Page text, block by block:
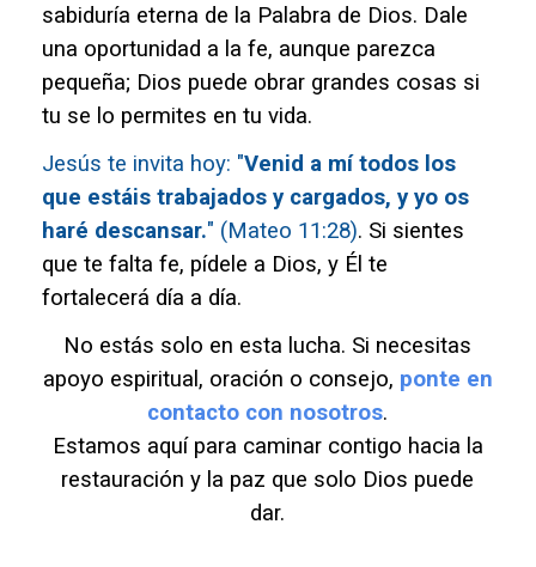
sabiduría eterna de la Palabra de Dios. Dale
una oportunidad a la fe, aunque parezca
pequeña; Dios puede obrar grandes cosas si
tu se lo permites en tu vida.
Jesús te invita hoy: "Venid a mí todos los
que estáis trabajados y cargados, y yo os
haré descansar." (Mateo 11:28). Si sientes
que te falta fe, pídele a Dios, y Él te
fortalecerá día a día.
No estás solo en esta lucha. Si necesitas
apoyo espiritual, oración o consejo, ponte en
contacto con nosotros.
Estamos aquí para caminar contigo hacia la
restauración y la paz que solo Dios puede
dar.